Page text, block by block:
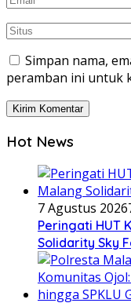
Simpan nama,
peramban ini untuk
Hot News
7 Agustus 2026
Peringati HUT
Solidarity Sky